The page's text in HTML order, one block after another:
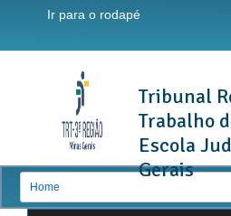
Ir para o rodapé
Tribunal
Trabalho
Escola
Gerais
Home